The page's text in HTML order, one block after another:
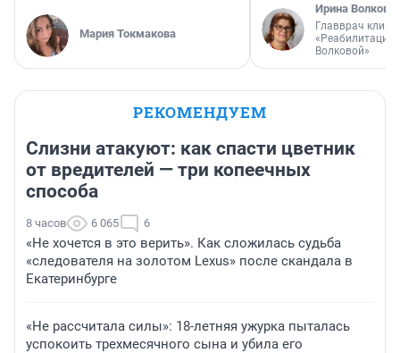
Мария Токмакова
Ирина Волкова
Главврач
«Реабилитация
Волковой»
РЕКОМЕНДУЕМ
Слизни атакуют: как спасти цветник
от вредителей — три копеечных
способа
8 часов 6 065 6
«Не хочется в это верить». Как сложилась судьба
«следователя на золотом Lexus» после скандала в
Екатеринбурге
«Не рассчитала силы»: 18-летняя ужурка пыталась
успокоить трехмесячного сына и убила его